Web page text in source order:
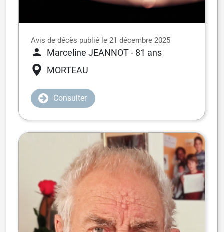
Avis de décès publié le 21 décembre 2025
Marceline JEANNOT- 81 ans
MORTEAU
Consulter